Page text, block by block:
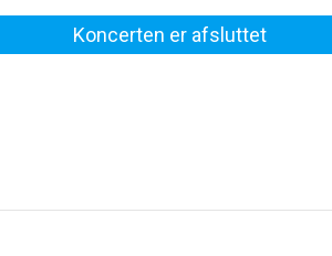
Koncerten er afsluttet